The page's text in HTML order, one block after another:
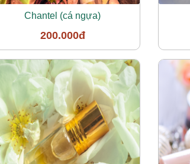
Chantel (cá ngựa)
200.000đ